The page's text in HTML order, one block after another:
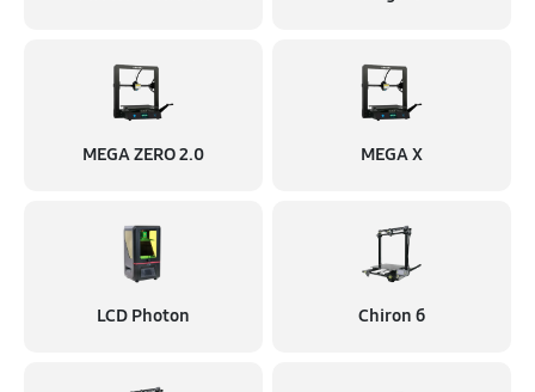
MEGA ZERO 2.0 MEGA X
LCD Photon Chiron б